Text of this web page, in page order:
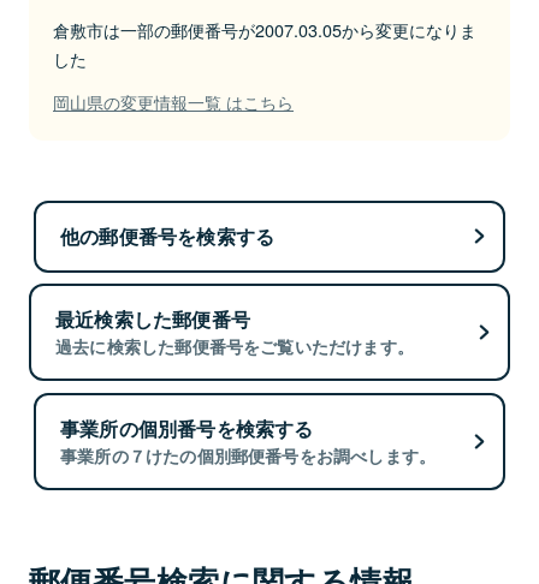
倉敷市は一部の郵便番号が2007.03.05から変更になりま
した
岡山県の変更情報一覧 はこちら
他の郵便番号を検索する
最近検索した郵便番号
過去に検索した郵便番号をご覧いただけます。
事業所の個別番号を検索する
事業所の７けたの個別郵便番号をお調べします。